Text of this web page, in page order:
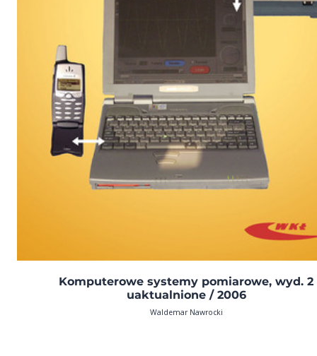
Komputerowe systemy pomiarowe, wyd. 2
uaktualnione / 2006
Waldemar Nawrocki